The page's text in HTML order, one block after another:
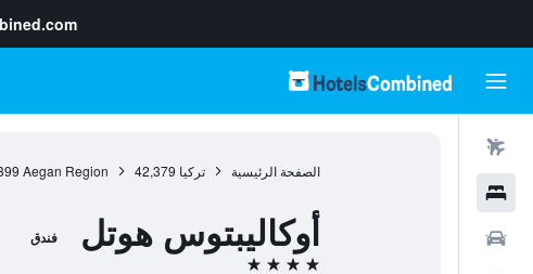
الصفحة الرئيسية تركيا 42,379
Aegan Region
أوكاليبتوس هوتل فندق
4 نجوم